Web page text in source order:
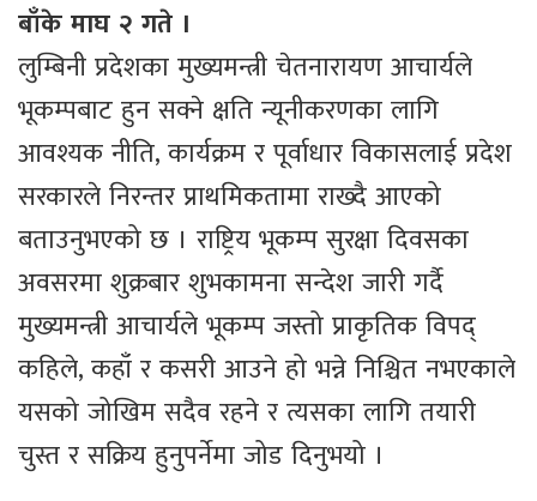
बाँके माघ २ गते ।
लुम्बिनी प्रदेशका मुख्यमन्त्री चेतनारायण आचार्यले
भूकम्पबाट हुन सक्ने क्षति न्यूनीकरणका लागि
आवश्यक नीति, कार्यक्रम र पूर्वाधार विकासलाई प्रदेश
सरकारले निरन्तर प्राथमिकतामा राख्दै आएको
बताउनुभएको छ । राष्ट्रिय भूकम्प सुरक्षा दिवसका
अवसरमा शुक्रबार शुभकामना सन्देश जारी गर्दै
मुख्यमन्त्री आचार्यले भूकम्प जस्तो प्राकृतिक विपद्
कहिले, कहाँ र कसरी आउने हो भन्ने निश्चित नभएकाले
यसको जोखिम सदैव रहने र त्यसका लागि तयारी
चुस्त र सक्रिय हुनुपर्नेमा जोड दिनुभयो ।